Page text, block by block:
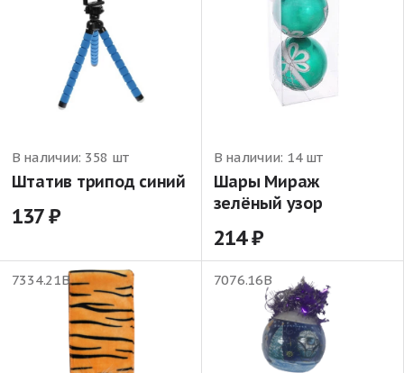
В наличии: 358 шт
Штатив трипод синий
137
В наличии: 14 шт
Шары Мираж
зелёный узор
214
7334.21В 7076.16В